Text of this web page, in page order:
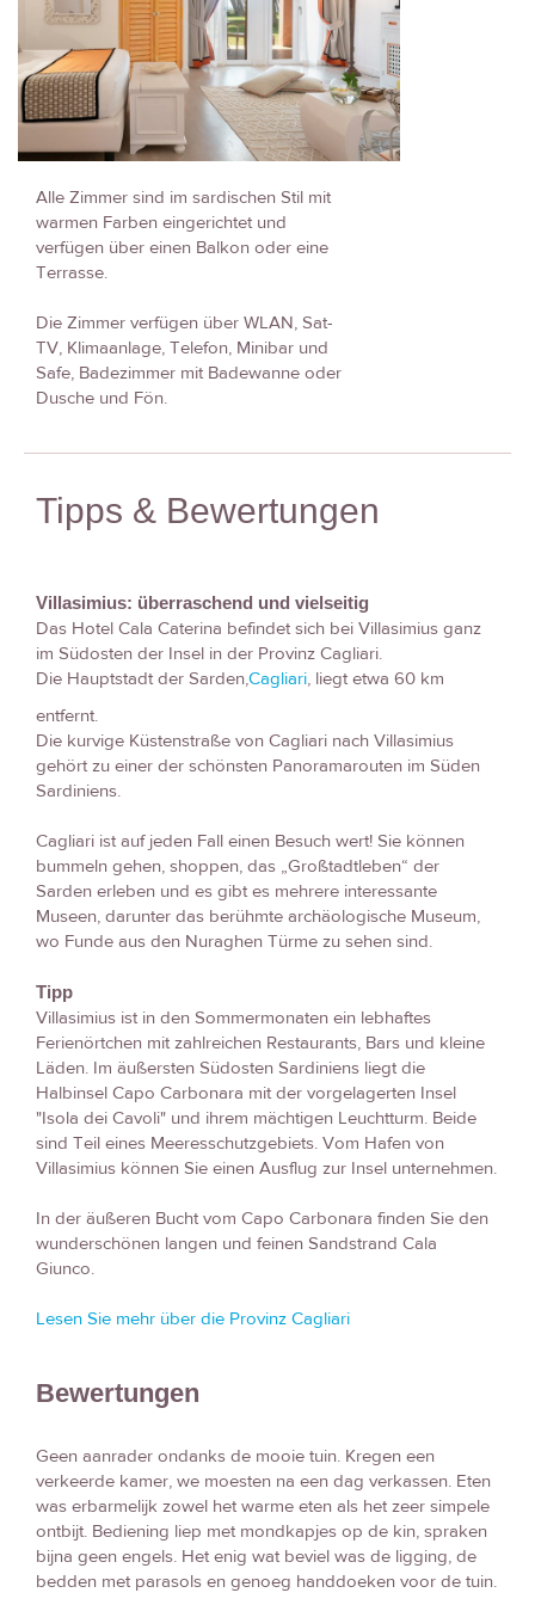
Alle Zimmer sind im sardischen Stil mit
warmen Farben eingerichtet und
verfügen über einen Balkon oder eine
Terrasse.
Die Zimmer verfügen über WLAN, Sat-
TV, Klimaanlage, Telefon, Minibar und
Safe, Badezimmer mit Badewanne oder
Dusche und Fön.
Tipps & Bewertungen
Villasimius: überraschend und vielseitig
Das Hotel Cala Caterina befindet sich bei Villasimius ganz
im Südosten der Insel in der Provinz Cagliari.
Die Hauptstadt der Sarden,Cagliari, liegt etwa 60 km
entfernt.
Die kurvige Küstenstraße von Cagliari nach Villasimius
gehört zu einer der schönsten Panoramarouten im Süden
Sardiniens.
Cagliari ist auf jeden Fall einen Besuch wert! Sie können
bummeln gehen, shoppen, das „Großtadtleben“ der
Sarden erleben und es gibt es mehrere interessante
Museen, darunter das berühmte archäologische Museum,
wo Funde aus den Nuraghen Türme zu sehen sind.
Tipp
Villasimius ist in den Sommermonaten ein lebhaftes
Ferienörtchen mit zahlreichen Restaurants, Bars und kleine
Läden. Im äußersten Südosten Sardiniens liegt die
Halbinsel Capo Carbonara mit der vorgelagerten Insel
"Isola dei Cavoli" und ihrem mächtigen Leuchtturm. Beide
sind Teil eines Meeresschutzgebiets. Vom Hafen von
Villasimius können Sie einen Ausflug zur Insel unternehmen.
In der äußeren Bucht vom Capo Carbonara finden Sie den
wunderschönen langen und feinen Sandstrand Cala
Giunco.
Lesen Sie mehr über die Provinz Cagliari
Bewertungen
Geen aanrader ondanks de mooie tuin. Kregen een
verkeerde kamer, we moesten na een dag verkassen. Eten
was erbarmelijk zowel het warme eten als het zeer simpele
ontbijt. Bediening liep met mondkapjes op de kin, spraken
bijna geen engels. Het enig wat beviel was de ligging, de
bedden met parasols en genoeg handdoeken voor de tuin.